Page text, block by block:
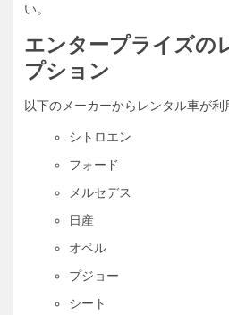
い。
エンタープライズの
プション
以下のメーカーからレンタル車が利
シトロエン
フォード
メルセデス
日産
オペル
プジョー
シート